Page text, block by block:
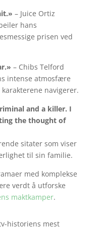
– Juice Ortiz
hans
prisen ved
– Chibs Telford
intense atmosfære
navigerer.
and a killer. I
the thought of
sitater som viser
til sin familie.
med komplekse
verdt å utforske
maktkamper.
historiens mest